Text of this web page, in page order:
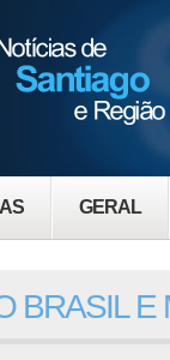
GERAL
BRASIL E